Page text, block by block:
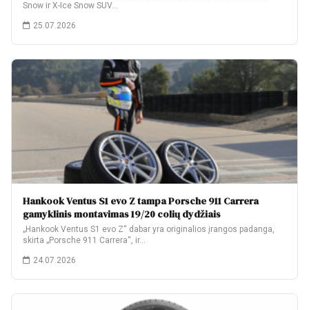
Snow ir X-Ice Snow SUV…
25.07.2026
Hankook Ventus S1 evo Z tampa Porsche 911 Carrera
gamyklinis montavimas 19/20 colių dydžiais
„Hankook Ventus S1 evo Z“ dabar yra originalios įrangos padanga,
skirta „Porsche 911 Carrera“, ir…
24.07.2026